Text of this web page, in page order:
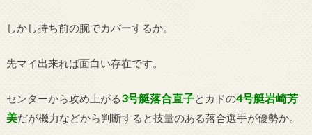
しかし持ち前の腕でカバーするか。
先マイ出来れば面白い存在です。
センターから攻め上がる3号艇落合直子とカドの4号艇岩崎芳
美だが機力などから判断すると技量のある落合選手が優勢か。